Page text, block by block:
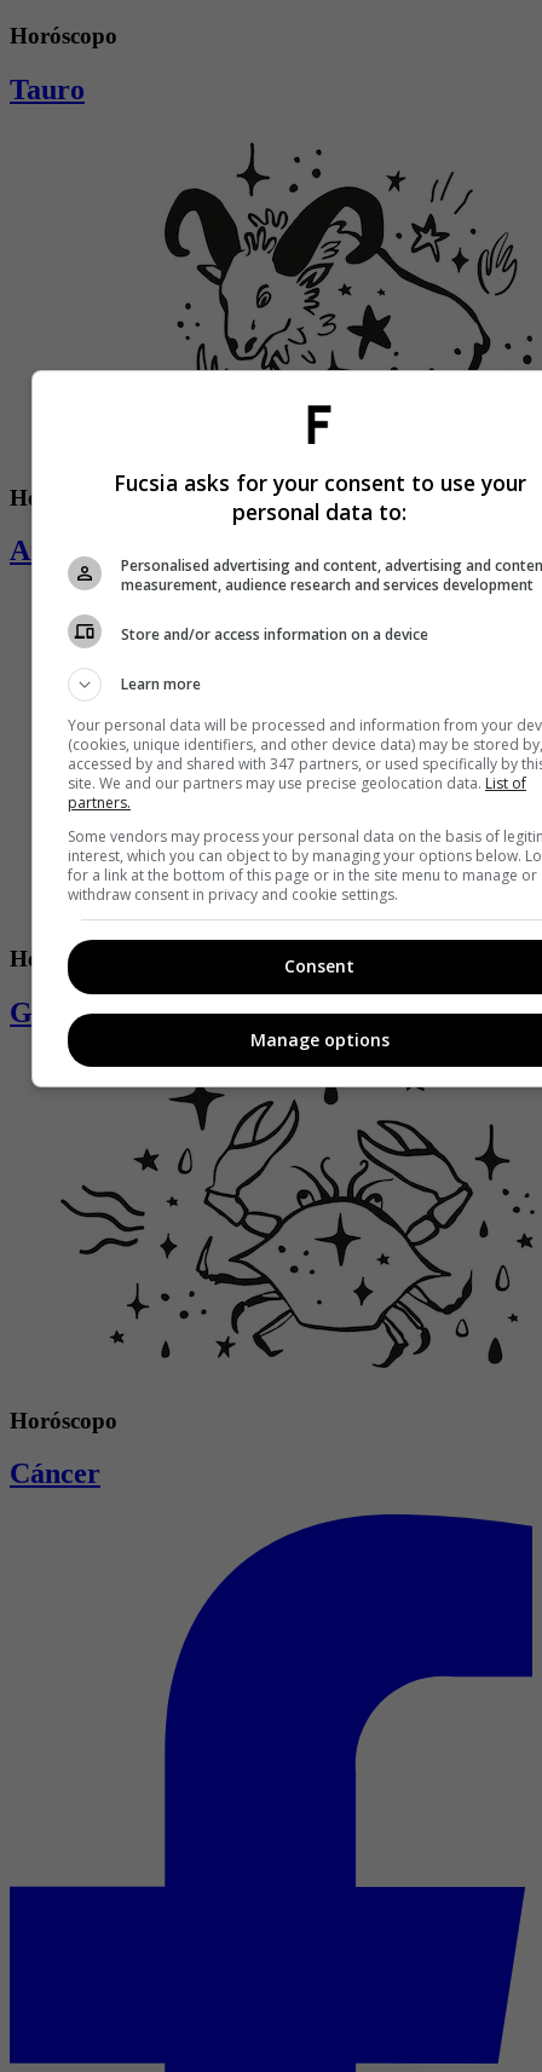
Horóscopo
Tauro
Horóscopo
Aries
Horóscopo
Géminis
Horóscopo
Cáncer
Fucsia asks for your consent to use your
personal data to:
Personalised advertising and content, advertising and
measurement, audience research and services development
Store and/or access information on a device
Learn more
Your personal data will be processed and information from your
(cookies, unique identifiers, and other device data) may be stored by,
accessed by and shared with 347 partners, or used specifically by
site. We and our partners may use precise geolocation data. List of
partners.
Some vendors may process your personal data on the basis of
interest, which you can object to by managing your options below.
for a link at the bottom of this page or in the site menu to manage or
withdraw consent in privacy and cookie settings.
Consent
Manage options